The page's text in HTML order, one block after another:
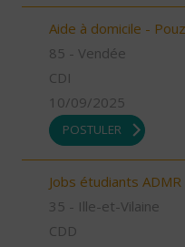
Aide à domicile -
85 - Vendée
CDI
10/09/2025
POSTULER
Jobs étudiants
35 - Ille-et-Vilaine
CDD